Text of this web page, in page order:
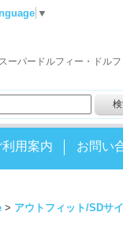
▼
スーパードルフィー・ドル
利用案内 お問い
> アウトフィット/SDサ